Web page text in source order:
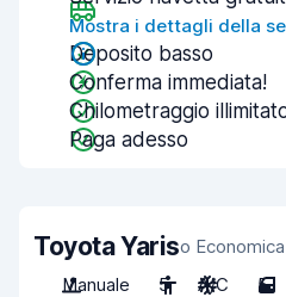
Mostra i dettagli della
Deposito basso
Conferma immediata!
Chilometraggio
Paga adesso
Toyota Yariso
Manuale
5 A/C 5